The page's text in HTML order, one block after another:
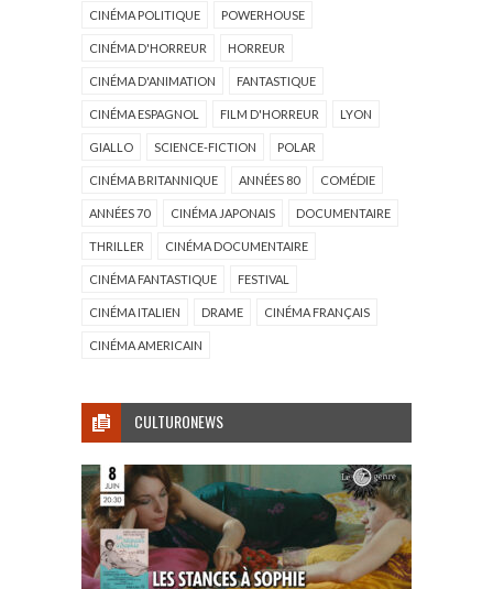
CINÉMA POLITIQUE POWERHOUSE
CINÉMA D'HORREUR HORREUR
CINÉMA D'ANIMATION FANTASTIQUE
CINÉMA ESPAGNOL FILM D'HORREUR LYON
GIALLO SCIENCE-FICTION POLAR
CINÉMA BRITANNIQUE ANNÉES 80 COMÉDIE
ANNÉES 70 CINÉMA JAPONAIS DOCUMENTAIRE
THRILLER CINÉMA DOCUMENTAIRE
CINÉMA FANTASTIQUE FESTIVAL
CINÉMA ITALIEN DRAME CINÉMA FRANÇAIS
CINÉMA AMERICAIN
CULTURONEWS